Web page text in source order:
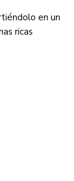
en un
ricas